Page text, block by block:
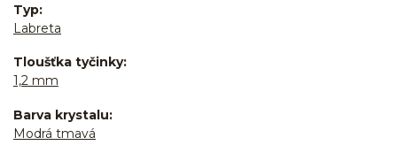
Typ
Labreta
Tloušťka tyčinky
1,2 mm
Barva krystalu
Modrá tmavá